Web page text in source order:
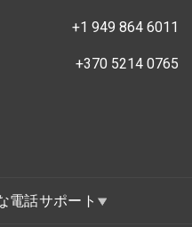
+1 949 864 6011
+370 5214 0765
電話サポート